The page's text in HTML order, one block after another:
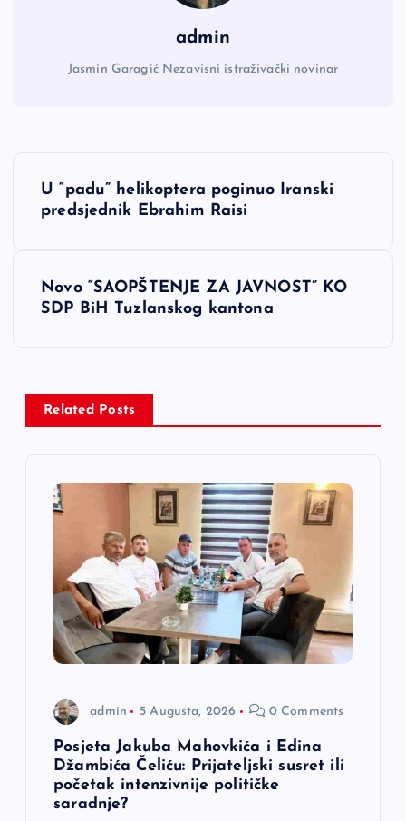
admin
Jasmin Garagić Nezavisni istraživački novinar
N
a
U “padu” helikoptera poginuo Iranski
predsjednik Ebrahim Raisi
Novo “SAOPŠTENJE ZA JAVNOST” KO
SDP BiH Tuzlanskog kantona
Related Posts
admin 5 Augusta, 2026 0 Comments
Posjeta Jakuba Mahovkića i Edina
Džambića Čeliću: Prijateljski susret ili
početak intenzivnije političke
saradnje?